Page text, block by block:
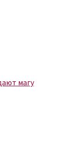
магу